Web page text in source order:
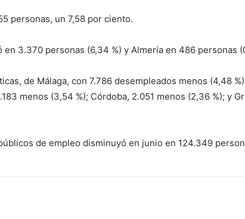
personas, un 7,58 por ciento.
3.370 personas (6,34 %) y Almería en 486 personas
de Málaga, con 7.786 desempleados menos (4,48
menos (3,54 %); Córdoba, 2.051 menos (2,36 %); y
de empleo disminuyó en junio en 124.349